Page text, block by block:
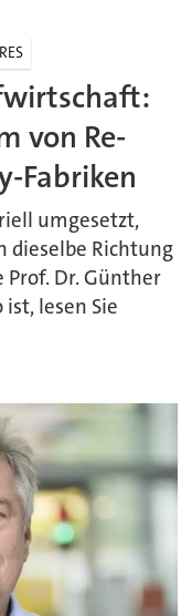
von Re-
Fabriken
umgesetzt,
dieselbe Richtung
Prof. Dr. Günther
lesen Sie